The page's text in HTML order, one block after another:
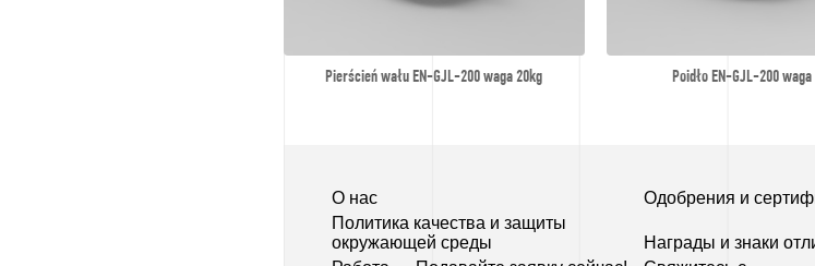
Pierścień wału EN-GJL-200 waga 20kg Poidło EN-GJL-200
О нас
Одобрения и
Политика качества и защиты
окружающей среды
Награды и знаки